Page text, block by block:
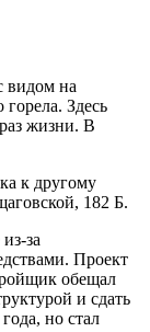
видом на
Здесь
жизни. В
к другому
182 Б.
за
Проект
обещал
и сдать
но стал